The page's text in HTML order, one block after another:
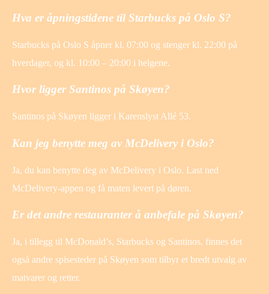
Hva er åpningstidene til Starbucks på Oslo S?
Starbucks på Oslo S åpner kl. 07:00 og stenger kl. 22:00 på
hverdager, og kl. 10:00 – 20:00 i helgene.
Hvor ligger Santinos på Skøyen?
Santinos på Skøyen ligger i Karenslyst Allé 53.
Kan jeg benytte meg av McDelivery i Oslo?
Ja, du kan benytte deg av McDelivery i Oslo. Last ned
McDelivery-appen og få maten levert på døren.
Er det andre restauranter å anbefale på Skøyen?
Ja, i tillegg til McDonald’s, Starbucks og Santinos, finnes det
også andre spisesteder på Skøyen som tilbyr et bredt utvalg av
matvarer og retter.